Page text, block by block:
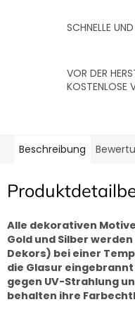
SCHNELLE
VOR DER
KOSTENLOSE
Beschreibung
Alle dekorativen
Gold und Silber
Dekors) bei einer
die Glasur
gegen UV-Strahlung
behalten ihre